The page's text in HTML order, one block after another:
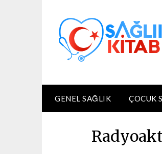
GENEL SAĞLIK ÇOCUK